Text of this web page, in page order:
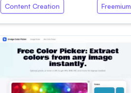
Content Creation Freemium